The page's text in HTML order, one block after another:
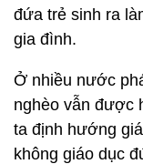
đứa trẻ sinh ra
gia đình.
Ở nhiều nước
nghèo vẫn được
ta định hướng
không giáo dục